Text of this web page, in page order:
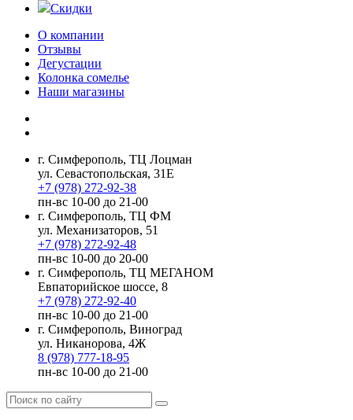
Скидки
О компании
Отзывы
Дегустации
Колонка сомелье
Наши магазины
г. Симферополь, ТЦ Лоцман
ул. Севастопольская, 31Е
+7 (978) 272-92-38
пн-вс 10-00 до 21-00
г. Симферополь, ТЦ ФМ
ул. Механизаторов, 51
+7 (978) 272-92-48
пн-вс 10-00 до 20-00
г. Симферополь, ТЦ МЕГАНОМ
Евпаторийское шоссе, 8
+7 (978) 272-92-40
пн-вс 10-00 до 21-00
г. Симферополь, Виноград
ул. Никанорова, 4Ж
8 (978) 777-18-95
пн-вс 10-00 до 21-00